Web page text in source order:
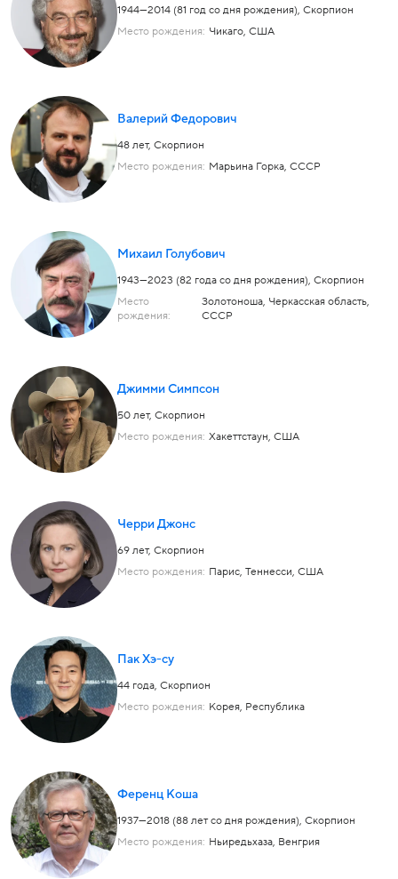
1944—2014 (81 год со дня рождения), Скорпион
Место рождения: Чикаго, США
Валерий Федорович
48 лет, Скорпион
Место рождения: Марьина Горка, СССР
Михаил Голубович
1943—2023 (82 года со дня рождения), Скорпион
Место
рождения:
Золотоноша, Черкасская область,
СССР
Джимми Симпсон
50 лет, Скорпион
Место рождения: Хакеттстаун, США
Черри Джонс
69 лет, Скорпион
Место рождения: Парис, Теннесси, США
Пак Хэ-су
44 года, Скорпион
Место рождения: Корея, Республика
Ференц Коша
1937—2018 (88 лет со дня рождения), Скорпион
Место рождения: Ньиредьхаза, Венгрия